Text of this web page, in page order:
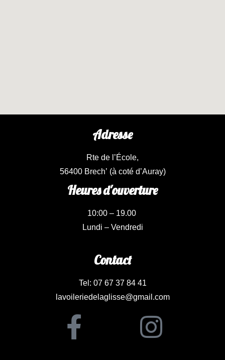
Adresse
Rte de l’École,
56400 Brech’ (à coté d’Auray)
Heures d'ouverture
10:00 – 19.00
Lundi – Vendredi
Contact
Tel: 07 67 37 84 41
lavoileriedelaglisse@gmail.com